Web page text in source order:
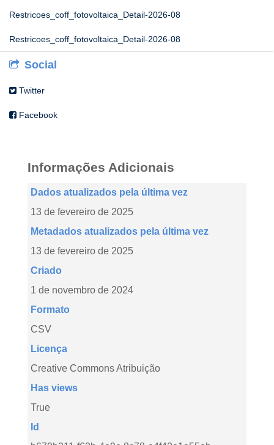
Restricoes_coff_fotovoltaica_Detail-2026-08
Restricoes_coff_fotovoltaica_Detail-2026-08
Social
Twitter
Facebook
Informações Adicionais
Dados atualizados pela última vez
13 de fevereiro de 2025
Metadados atualizados pela última vez
13 de fevereiro de 2025
Criado
1 de novembro de 2024
Formato
CSV
Licença
Creative Commons Atribuição
Has views
True
Id